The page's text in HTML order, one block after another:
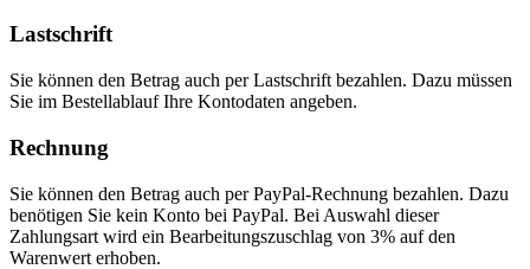
Lastschrift
Sie können den Betrag auch per Lastschrift bezahlen. Dazu müssen
Sie im Bestellablauf Ihre Kontodaten angeben.
Rechnung
Sie können den Betrag auch per PayPal-Rechnung bezahlen. Dazu
benötigen Sie kein Konto bei PayPal. Bei Auswahl dieser
Zahlungsart wird ein Bearbeitungszuschlag von 3% auf den
Warenwert erhoben.